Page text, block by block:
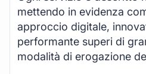
mettendo in evidenza
approccio digitale,
performante superi di
modalità di erogazione